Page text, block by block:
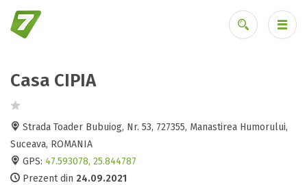
Casa CIPIA
Strada Toader Bubuiog, Nr. 53, 727355, Manastirea Humorului,
Suceava, ROMANIA
GPS: 47.593078, 25.844787
Prezent din 24.09.2021